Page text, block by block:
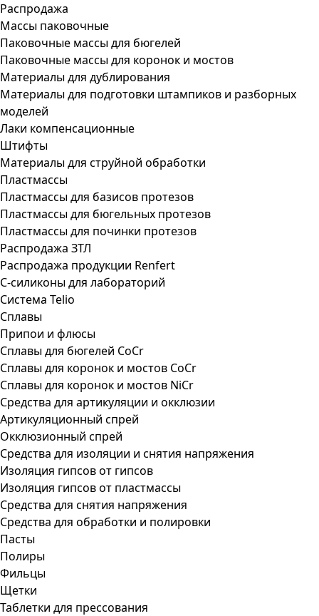
Распродажа
Массы паковочные
Паковочные массы для бюгелей
Паковочные массы для коронок и мостов
Материалы для дублирования
Материалы для подготовки штампиков и разборных
моделей
Лаки компенсационные
Штифты
Материалы для струйной обработки
Пластмассы
Пластмассы для базисов протезов
Пластмассы для бюгельных протезов
Пластмассы для починки протезов
Распродажа ЗТЛ
Распродажа продукции Renfert
С-силиконы для лабораторий
Система Telio
Сплавы
Припои и флюсы
Сплавы для бюгелей CoCr
Сплавы для коронок и мостов CoCr
Сплавы для коронок и мостов NiCr
Средства для артикуляции и окклюзии
Артикуляционный спрей
Окклюзионный спрей
Средства для изоляции и снятия напряжения
Изоляция гипсов от гипсов
Изоляция гипсов от пластмассы
Средства для снятия напряжения
Средства для обработки и полировки
Пасты
Полиры
Фильцы
Щетки
Таблетки для прессования